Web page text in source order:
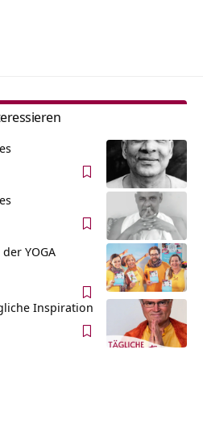
YOGA
Inspiration